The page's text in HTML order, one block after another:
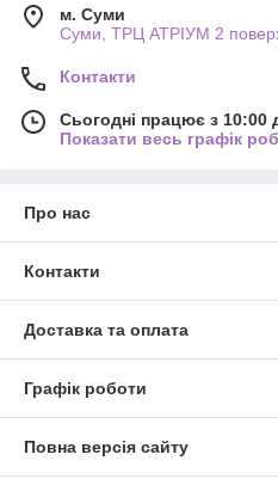
м. Суми
Суми, ТРЦ АТРІУМ 2
Контакти
Сьогодні працює з 10:00
Показати весь графік
Про нас
Контакти
Доставка та оплата
Графік роботи
Повна версія сайту